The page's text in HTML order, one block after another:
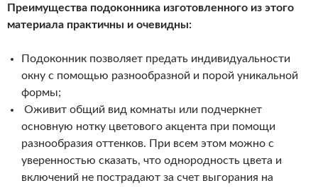
Преимущества подоконника изготовленного из этого
материала практичны и очевидны:
Подоконник позволяет предать индивидуальности
окну с помощью разнообразной и порой уникальной
формы;
Оживит общий вид комнаты или подчеркнет
основную нотку цветового акцента при помощи
разнообразия оттенков. При всем этом можно с
уверенностью сказать, что однородность цвета и
включений не пострадают за счет выгорания на